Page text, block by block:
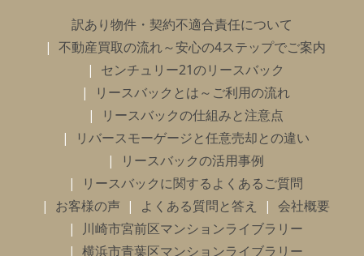
訳あり物件・契約不適合責任について
不動産買取の流れ～安心の4ステップでご案内
センチュリー21のリースバック
リースバックとは～ご利用の流れ
リースバックの仕組みと注意点
リバースモーゲージと任意売却との違い
リースバックの活用事例
リースバックに関するよくあるご質問
お客様の声
よくある質問と答え
会社概要
川崎市宮前区マンションライブラリー
横浜市青葉区マンションライブラリー